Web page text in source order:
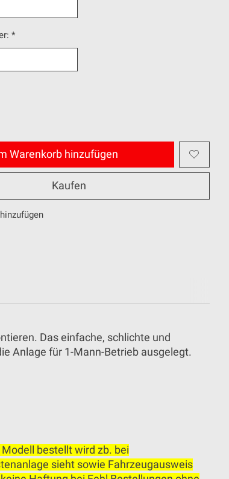
*
Warenkorb hinzufügen
Kaufen
Das einfache, schlichte und
Anlage für 1-Mann-Betrieb ausgelegt.
bestellt wird zb. bei
sieht sowie Fahrzeugausweis